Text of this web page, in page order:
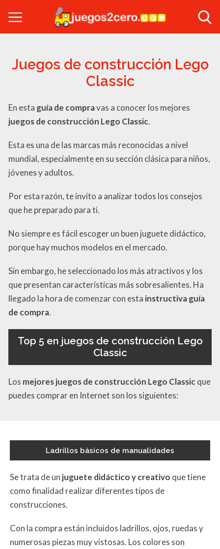
Juegos de construcción Lego
Classic
En esta guía de compravas a conocer los mejores
juegos de construcción Lego Classic.
Esta es una de las marcas más reconocidas a nivel
mundial, especialmente en su sección clásica para niños,
jóvenes y adultos.
Por esta razón, te invito a analizar todos los consejos
que he preparado para ti.
No siempre es fácil escoger un buen juguete didáctico,
porque hay muchos modelos en el mercado.
Sin embargo, he seleccionado los más atractivos y los
que presentan características más sobresalientes. Ha
llegado la hora de comenzar con esta instructiva guía
de compra.
Top 5 en juegos de construcción Lego
Classic
Los mejores juegos de construcción Lego Classicque
puedes comprar en Internet son los siguientes:
Ladrillos básicos de manualidades
Se trata de un juguete didáctico y creativo que tiene
como finalidad realizar diferentes tipos de
construcciones.
Con la compra están incluidos ladrillos, ojos, ruedas y
numerosas piezas muy vistosas. Los colores son